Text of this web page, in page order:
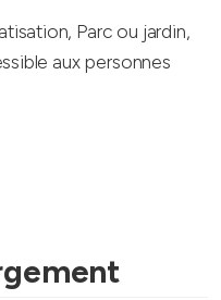
Parc ou jardin,
aux personnes